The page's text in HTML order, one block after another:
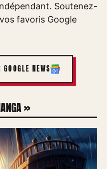
Soutenez-
favoris Google
NEWS
»